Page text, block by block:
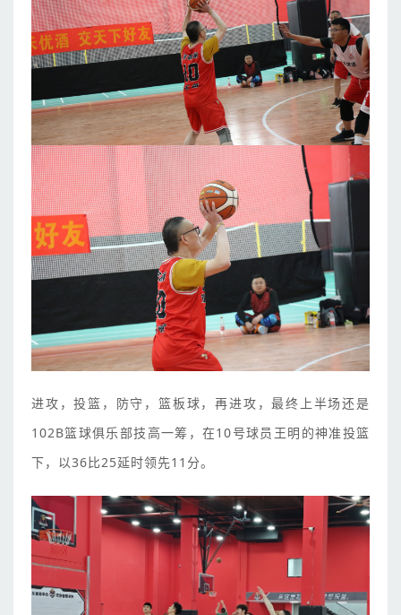
进攻，投篮，防守，篮板球，再进攻，最终上半场还是
102B篮球俱乐部技高一筹，在10号球员王明的神准投篮
下，以36比25延时领先11分。